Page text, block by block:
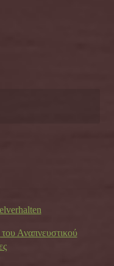
Αναπνευστικού